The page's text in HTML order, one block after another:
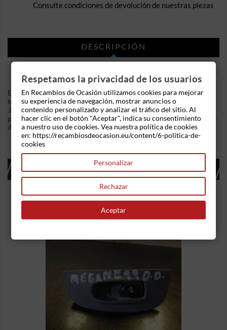
Consulte condiciones de devolución de nuestras piezas
DESCRIPCIÓN
DETALLES DEL PRODUCTO
En Recambios de Ocasion disponemos de Cerradura puerta
trasera derecha Bmw Serie 5 (E60) (2003-2007) 520d (163 cv)
.Referencia Interna: 02220943026677. Conector eléctrico de 7
pines. Ademas, disponemos de mas recambios, si tiene cualquier
duda consultenos.
16 OTROS PRODUCTOS EN LA MISMA
CATEGORÍA:
Respetamos la privacidad de los usuarios
En Recambios de Ocasión utilizamos cookies para mejorar
su experiencia de navegación, mostrar anuncios o
contenido personalizado y analizar el tráfico del sitio. Al
hacer clic en el botón "Aceptar", indica su consentimiento
a nuestro uso de cookies. Vea nuestra política de cookies
en: https://recambiosdeocasion.eu/content/6-politica-de-
cookies
Personalizar
Rechazar
Aceptar